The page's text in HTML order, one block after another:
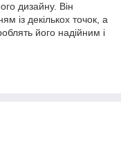
дизайну. Він
із декількох точок, а
його надійним і